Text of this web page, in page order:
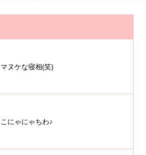
マヌケな寝相(笑)
こにゃにゃちわ♪